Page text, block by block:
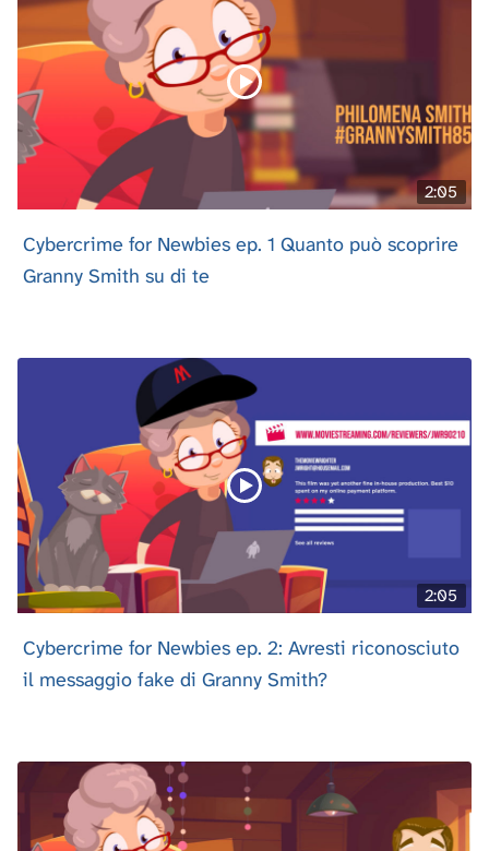
2:05
Cybercrime for Newbies ep. 1 Quanto può scoprire
Granny Smith su di te
2:05
Cybercrime for Newbies ep. 2: Avresti riconosciuto
il messaggio fake di Granny Smith?